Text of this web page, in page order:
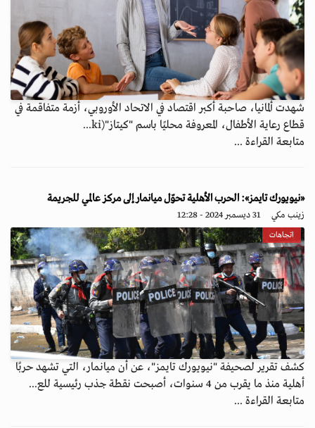
شهدت ألمانيا، صاحبة أكبر اقتصاد في الاتحاد الأوروبي، أزمة متفاقمة في
قطاع رعاية الأطفال، المعروفة محليًا باسم "كيتاز"(ki...
متابعة القراءة ...
«نيويورك تايمز»: الحرب الأهلية تحوّل ميانمار إلى مركز عالمي للجريمة
زينب مكي 31 ديسمبر 2024 - 12:28
اتجاهات
كشف تقرير لصحيفة "نيويورك تايمز"، عن أن ميانمار، التي تشهد حربًا
أهلية منذ ما يقرب من 4 سنوات، أصبحت نقطة جذب رئيسية للع...
متابعة القراءة ...